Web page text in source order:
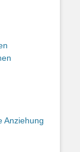
Anziehung